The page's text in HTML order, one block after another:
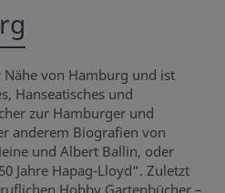
von Hamburg und ist
Hanseatisches und
zur Hamburger und
anderem Biografien von
und Albert Ballin, oder
Jahre Hapag-Lloyd“. Zuletzt